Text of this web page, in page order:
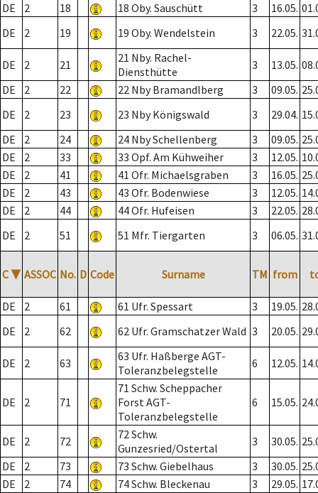
DE
2 18 18 Oby. Sauschütt 3 16.05.
DE
2 19 19 Oby. Wendelstein 3 22.05.
DE 2 21
21 Nby. Rachel-
Diensthütte
3 13.05.
DE
2 22 22 Nby Bramandlberg 3 09.05.
DE
2 23 23 Nby Königswald 3 29.04.
DE
2 24 24 Nby Schellenberg 3 09.05.
DE
2 33 33 Opf. Am Kühweiher 3 12.05.
DE
2 41 41 Ofr. Michaelsgraben 3 16.05.
DE
2 43 43 Ofr. Bodenwiese 3 12.05.
DE
2 44 44 Ofr. Hufeisen 3 22.05.
DE
2 51 51 Mfr. Tiergarten 3 06.05.
C ▼ ASSOC No. D Code Surname TM from
DE 2 61 61 Ufr. Spessart 3 19.05.
DE
2 62 62 Ufr. Gramschatzer Wald 3 20.05.
DE 2 63
63 Ufr. Haßberge AGT-
Toleranzbelegstelle
6 12.05.
DE 2 71
71 Schw. Scheppacher
Forst AGT-
Toleranzbelegstelle
6 15.05.
DE 2 72
72 Schw.
Gunzesried/Ostertal
3 30.05.
DE
2 73 73 Schw. Giebelhaus 3 30.05.
DE
2 74 74 Schw. Bleckenau 3 29.05.